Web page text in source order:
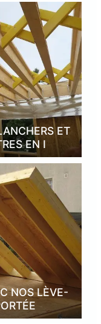
ET
EN I
NOS LÈVE-